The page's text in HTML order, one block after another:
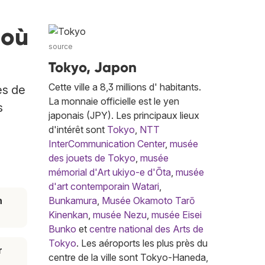
de
source
Tokyo, Japon
Cette ville a 8,3 millions d' habitants.
La monnaie officielle est le yen
japonais (JPY). Les principaux lieux
d'intérêt sont Tokyo, NTT
InterCommunication Center, musée
des jouets de Tokyo, musée
mémorial d'Art ukiyo-e d'Ōta, musée
d'art contemporain Watari,
Bunkamura, Musée Okamoto Tarō
Kinenkan, musée Nezu, musée Eisei
Bunko et centre national des Arts de
Tokyo. Les aéroports les plus près du
centre de la ville sont Tokyo-Haneda,